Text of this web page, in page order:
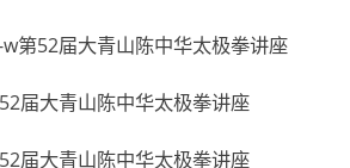
第52届大青山陈中华太极拳讲座
届大青山陈中华太极拳讲座
届大青山陈中华太极拳讲座